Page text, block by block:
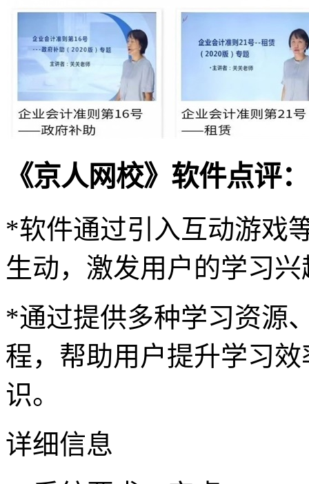
《京人网校》软件点评：
*软件通过引入互动游戏
生动，激发用户的学习
*通过提供多种学习资源
程，帮助用户提升学习
识。
详细信息